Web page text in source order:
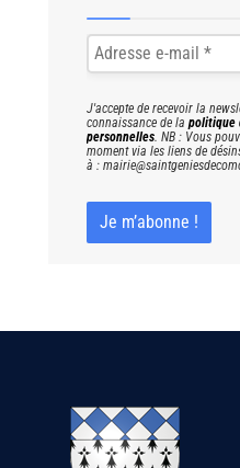
J'accepte de recevoir la
connaissance de la politique
personnelles. NB : Vous
moment via les liens de
à :